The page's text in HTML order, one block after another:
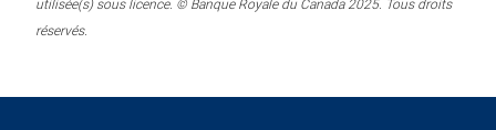
utilisée(s) sous licence. © Banque Royale du Canada 2025. Tous droits
réservés.